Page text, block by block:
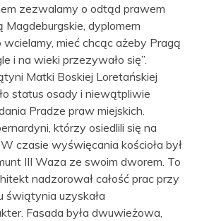
zezwalamy o odtąd prawem
dyplomem
mieć chcąc ażeby Pragą
i na wieki przezywało się”.
Matki Boskiej Loretańskiej
status osady i niewątpliwie
Pradze praw miejskich.
którzy osiedlili się na
czasie wyświęcania kościoła był
III Waza ze swoim dworem. To
nadzorował całość prac przy
świątynia uzyskała
Fasada była dwuwieżowa,